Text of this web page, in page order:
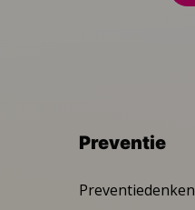
Preventie
Preventiedenken